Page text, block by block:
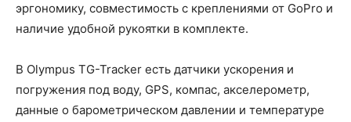
эргономику, совместимость с креплениями от GoPro и
наличие удобной рукоятки в комплекте.
В Olympus TG-Tracker есть датчики ускорения и
погружения под воду, GPS, компас, акселерометр,
данные о барометрическом давлении и температуре